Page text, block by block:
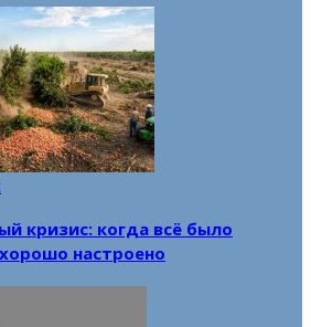
кризис: когда всё было
настроено